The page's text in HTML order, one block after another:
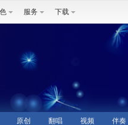
服务 下载
原创 翻唱 视频 伴奏